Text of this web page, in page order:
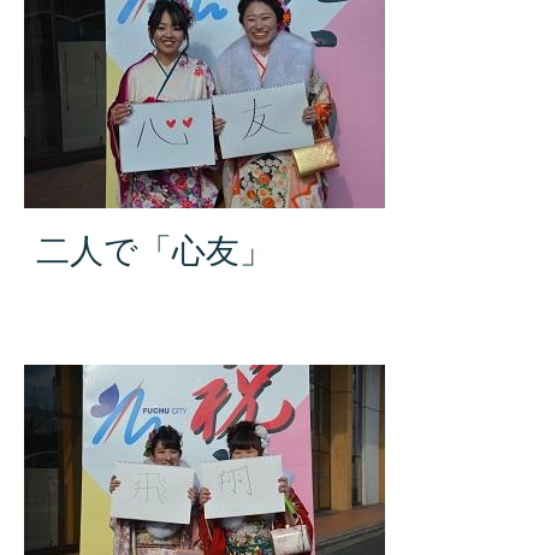
二人で「心友」